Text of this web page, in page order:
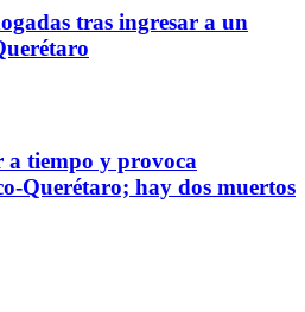
tras ingresar a un
tiempo y provoca
Querétaro; hay dos muertos